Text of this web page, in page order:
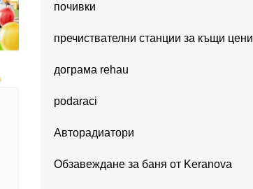
почивки
пречиствателни станции за къщи цени
дограма rehau
podaraci
Авторадиатори
Обзавеждане за баня от Keranova